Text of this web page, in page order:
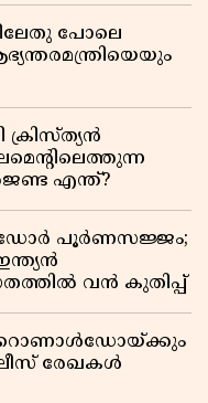
പോലെ
എന്ത്?
പൂർണസജ്ജം;
വൻ കുതിപ്പ്
റൊണാൾഡോയ്ക്കും
രേഖകൾ